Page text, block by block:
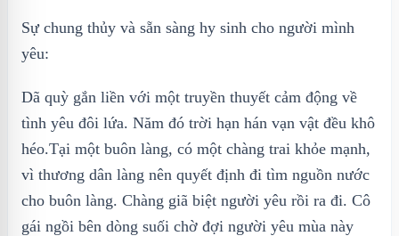
Sự chung thủy và sẵn sàng hy sinh cho người mình
yêu:
Dã quỳ gắn liền với một truyền thuyết cảm động về
tình yêu đôi lứa. Năm đó trời hạn hán vạn vật đều khô
héo.Tại một buôn làng, có một chàng trai khỏe mạnh,
vì thương dân làng nên quyết định đi tìm nguồn nước
cho buôn làng. Chàng giã biệt người yêu rồi ra đi. Cô
gái ngồi bên dòng suối chờ đợi người yêu mùa này